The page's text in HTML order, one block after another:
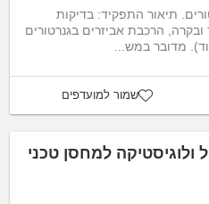
תיאור התפקיד: בדיקות
הרכבת אביזרים בגנרטורים
שמור למועדפים
למחסן טכני